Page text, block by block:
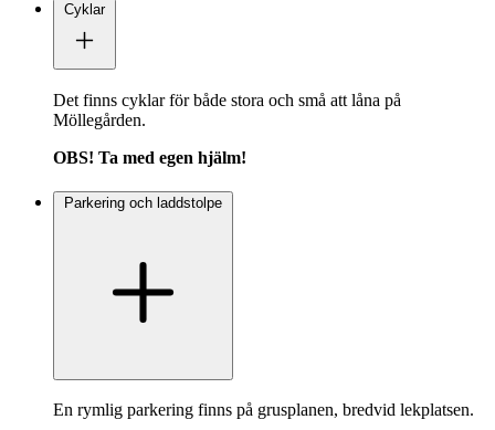
Cyklar
Det finns cyklar för både stora och små att låna på
Möllegården.
OBS! Ta med egen hjälm!
Parkering och laddstolpe
En rymlig parkering finns på grusplanen, bredvid lekplatsen.